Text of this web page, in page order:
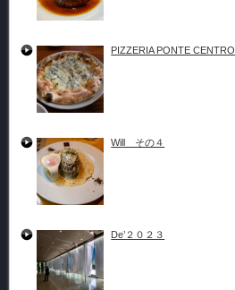
PIZZERIA PONTE CENTRO
Will その４
De’２０２３